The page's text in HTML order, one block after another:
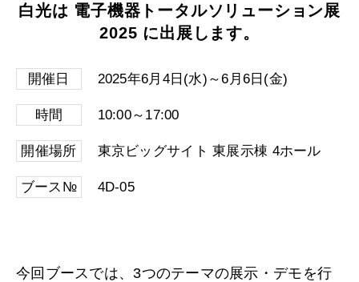
白光は 電子機器トータルソリューション展
2025 に出展します。
開催日 2025年6月4日(水)～6月6日(金)
時間 10:00～17:00
開催場所 東京ビッグサイト 東展示棟 4ホール
ブース№ 4D-05
今回ブースでは、3つのテーマの展示・デモを行